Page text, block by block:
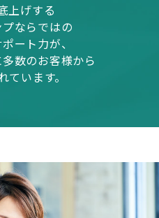
上げする
ならではの
ート力が、
数のお客様から
ています。